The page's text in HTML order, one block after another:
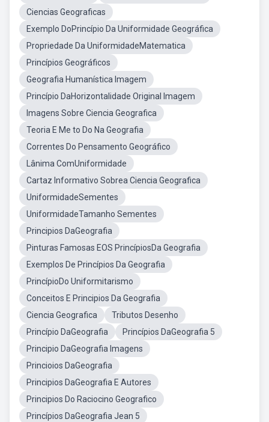
Ciencias Geograficas
Exemplo DoPrincípio Da Uniformidade Geográfica
Propriedade Da UniformidadeMatematica
Princípios Geográficos
Geografia Humanística Imagem
Princípio DaHorizontalidade Original Imagem
Imagens Sobre Ciencia Geografica
Teoria E Me to Do Na Geografia
Correntes Do Pensamento Geográfico
Lânima ComUniformidade
Cartaz Informativo Sobrea Ciencia Geografica
UniformidadeSementes
UniformidadeTamanho Sementes
Principios DaGeografia
Pinturas Famosas EOS PrincípiosDa Geografia
Exemplos De Princípios Da Geografia
PrincípioDo Uniformitarismo
Conceitos E Principios Da Geografia
Ciencia Geografica
Tributos Desenho
Princípio DaGeografia
Princípios DaGeografia 5
Principio DaGeografia Imagens
Princioios DaGeografia
Principios DaGeografia E Autores
Principios Do Raciocino Geografico
Princípios DaGeografia Jean 5